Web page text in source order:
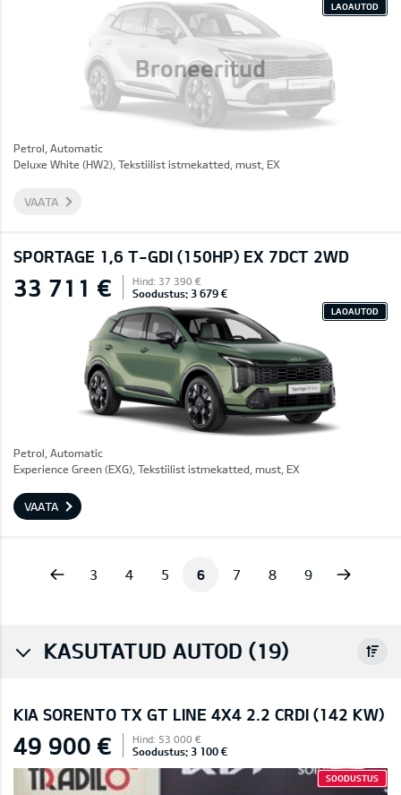
Broneeritud
LAOAUTOD
Petrol, Automatic
Deluxe White (HW2), Tekstiilist istmekatted, must, EX
VAATA
SPORTAGE 1,6 T-GDI (150HP) EX 7DCT 2WD
33 711 € Hind: 37 390 €
Soodustus: 3 679 €
LAOAUTOD
Petrol, Automatic
Experience Green (EXG), Tekstiilist istmekatted, must, EX
VAATA
3 4 5 6 7 8 9
KASUTATUD AUTOD (19)
KIA SORENTO TX GT LINE 4X4 2.2 CRDI (142 KW)
49 900 € Hind: 53 000 €
Soodustus: 3 100 €
SOODUSTUS